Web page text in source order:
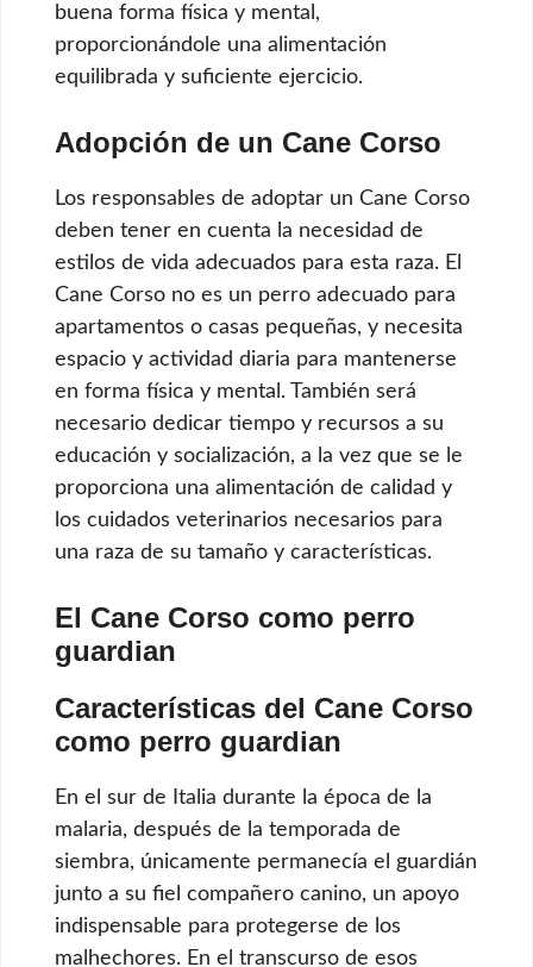
buena forma física y mental,
proporcionándole una alimentación
equilibrada y suficiente ejercicio.
Adopción de un Cane Corso
Los responsables de adoptar un Cane Corso
deben tener en cuenta la necesidad de
estilos de vida adecuados para esta raza. El
Cane Corso no es un perro adecuado para
apartamentos o casas pequeñas, y necesita
espacio y actividad diaria para mantenerse
en forma física y mental. También será
necesario dedicar tiempo y recursos a su
educación y socialización, a la vez que se le
proporciona una alimentación de calidad y
los cuidados veterinarios necesarios para
una raza de su tamaño y características.
El Cane Corso como perro
guardian
Características del Cane Corso
como perro guardian
En el sur de Italia durante la época de la
malaria, después de la temporada de
siembra, únicamente permanecía el guardián
junto a su fiel compañero canino, un apoyo
indispensable para protegerse de los
malhechores. En el transcurso de esos